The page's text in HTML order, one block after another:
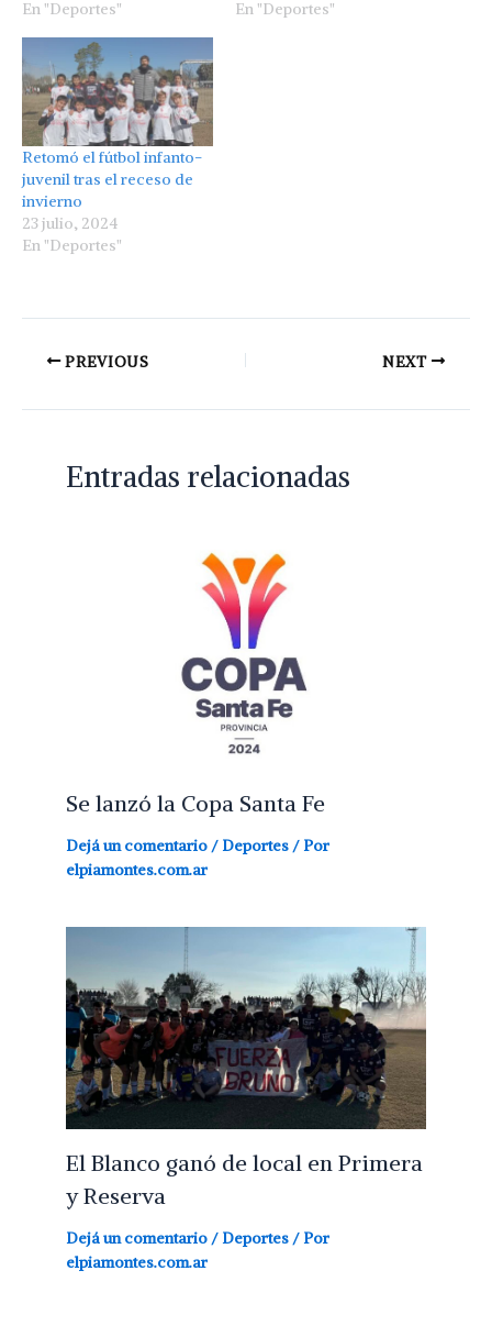
En "Deportes" En "Deportes"
Retomó el fútbol infanto-
juvenil tras el receso de
invierno
23 julio, 2024
En "Deportes"
PREVIOUS NEXT
Entradas relacionadas
Se lanzó la Copa Santa Fe
Dejá un comentario / Deportes / Por
elpiamontes.com.ar
El Blanco ganó de local en Primera
y Reserva
Dejá un comentario / Deportes / Por
elpiamontes.com.ar